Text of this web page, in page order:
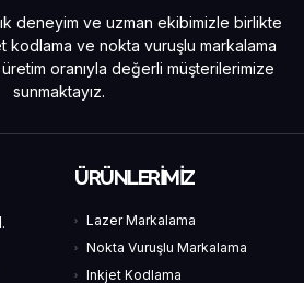
deneyim ve uzman ekibimizle birlikte
kodlama ve nokta vuruşlu markalama
oranıyla değerli müşterilerimize
sunmaktayız.
ÜRÜNLERİMİZ
Lazer Markalama
Nokta Vuruşlu Markalama
Inkjet Kodlama